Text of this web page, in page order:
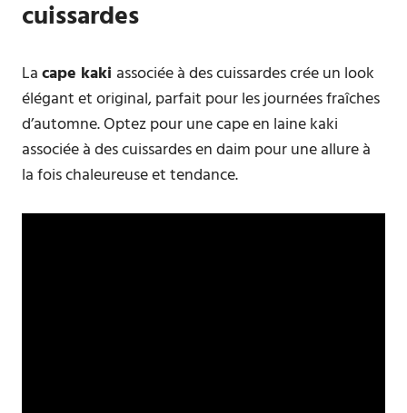
cuissardes
Lacape kaki associée à des cuissardes crée un look
élégant et original, parfait pour les journées fraîches
d’automne. Optez pour une cape en laine kaki
associée à des cuissardes en daim pour une allure à
la fois chaleureuse et tendance.